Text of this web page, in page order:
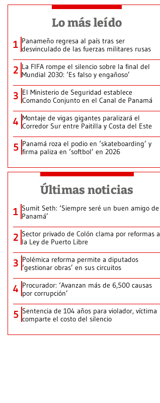
Lo más leído
1 Panameño regresa al país tras ser
desvinculado de las fuerzas militares rusas
2 La FIFA rompe el silencio sobre la final del
Mundial 2030: ‘Es falso y engañoso’
3 El Ministerio de Seguridad establece
Comando Conjunto en el Canal de Panamá
4 Montaje de vigas gigantes paralizará el
Corredor Sur entre Paitilla y Costa del Este
5 Panamá roza el podio en ‘skateboarding’ y
firma paliza en ‘softbol’ en 2026
Últimas noticias
1 Sumit Seth: ‘Siempre seré un buen amigo de
Panamá’
2 Sector privado de Colón clama por reformas a
la Ley de Puerto Libre
3 Polémica reforma permite a diputados
‘gestionar obras’ en sus circuitos
4 Procurador: ‘Avanzan más de 6,500 causas
por corrupción’
5 Sentencia de 104 años para violador, víctima
comparte el costo del silencio